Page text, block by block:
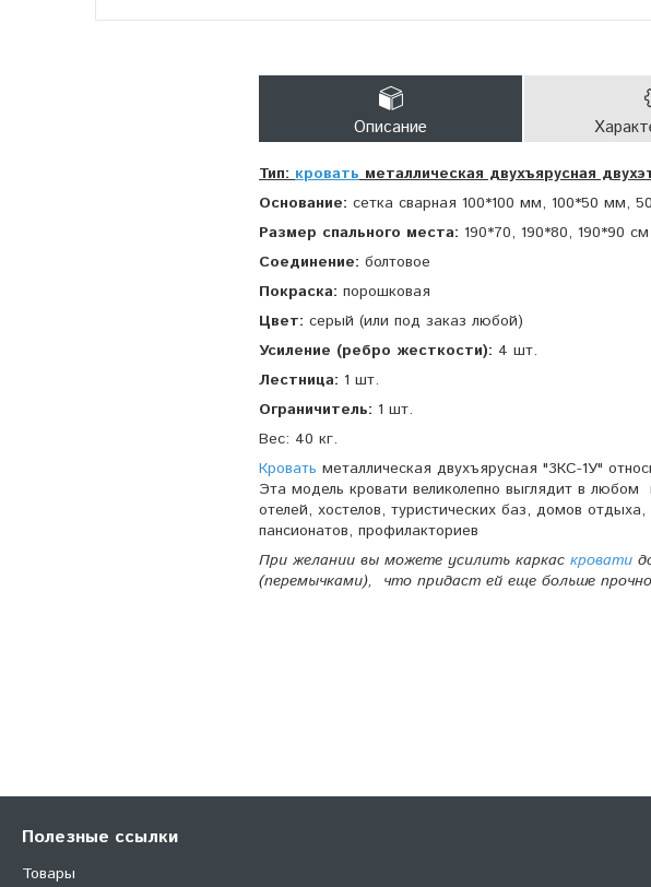
Описание
Тип: кровать металлическая двухъярусная
Основание: сетка сварная 100*100 мм, 100*50 мм,
Размер спального места: 190*70, 190*80, 190*90 см
Соединение: болтовое
Покраска: порошковая
Цвет: серый (или под заказ любой)
Усиление (ребро жесткости): 4 шт.
Лестница: 1
Ограничитель: 1 шт.
Вес: 40 кг.
Кровать металлическая двухъярусная "3КС-1У"
Эта модель кровати великолепно выглядит в
отелей, хостелов, туристических баз, домов
пансионатов, профилакториев
При желании вы можете усилить каркас кровати
(перемычками), что придаст ей еще больше
Полезные ссылки
Товары